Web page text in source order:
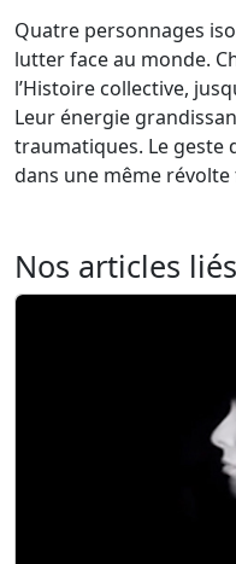
Quatre personnages
lutter face au monde.
l’Histoire collective,
Leur énergie
traumatiques. Le geste
dans une même
Nos articles liés